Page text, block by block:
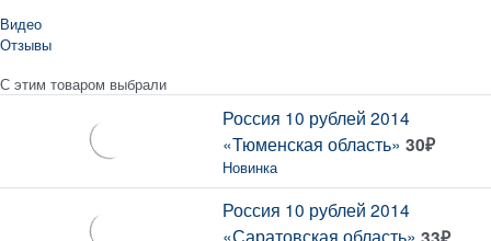
Видео
Отзывы
С этим товаром выбрали
Россия 10 рублей 2014
«Тюменская область» 30₽
Новинка
Россия 10 рублей 2014
«Саратовская область»